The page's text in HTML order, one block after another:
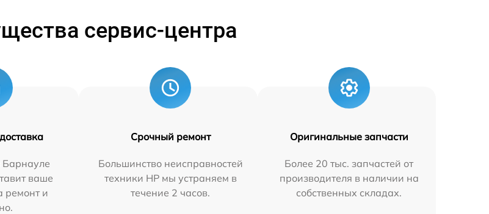
сервис-центра
ваше
ремонт и
Срочный ремонт
Большинство неисправностей
техники HP мы устраняем в
течение 2 часов.
Оригинальные запчасти
Более 20 тыс. запчастей от
производителя в наличии на
собственных складах.